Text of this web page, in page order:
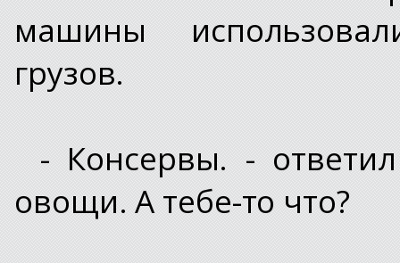
машины
грузов.
- Консервы. -
овощи. А тебе-то что?